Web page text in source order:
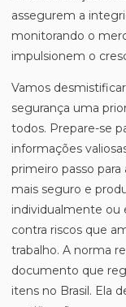
assegurem a
monitorando o
impulsionem o
Vamos
segurança uma
todos. Prepare-se
informações
primeiro passo
mais seguro e
individualmente ou
contra riscos que
trabalho. A norma
documento que
itens no Brasil. Ela